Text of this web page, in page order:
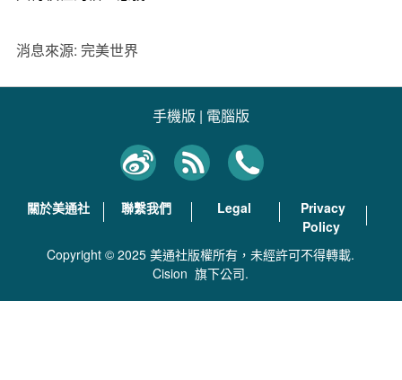
消息來源: 完美世界
手機版 | 電腦版
關於美通社 聯繫我們 Legal
Privacy
Policy
Copyright © 2025 美通社版權所有，未經許可不得轉載.
Cision 旗下公司.